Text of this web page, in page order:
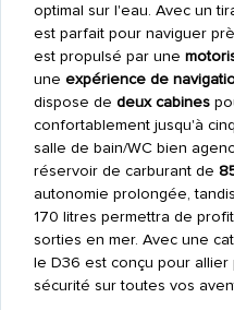
optimal sur l'eau. Avec un
est parfait pour naviguer
est propulsé par une
une expérience de
dispose de deux cabines
confortablement jusqu'à
salle de bain/WC bien
réservoir de carburant de
autonomie prolongée,
170 litres permettra de
sorties en mer. Avec une
le D36 est conçu pour
sécurité sur toutes vos